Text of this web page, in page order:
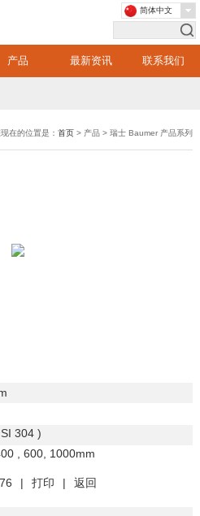
产品 最新资讯 联系我们
简体中文
在的位置是：首页 > 产品 > 瑞士 Baumer 产品系列
304 )
, 600, 1000mm
| 打印 | 返回